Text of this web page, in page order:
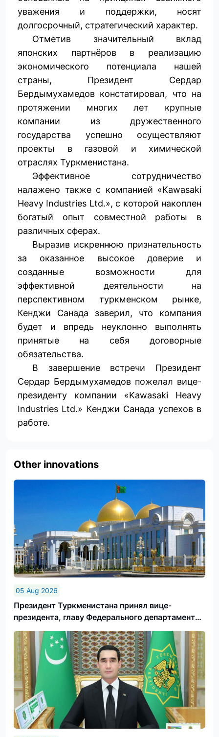
уважения и поддержки, носят
долгосрочный, стратегический характер.
Отметив значительный вклад
японских партнёров в реализацию
экономического потенциала нашей
страны, Президент Сердар
Бердымухамедов констатировал, что на
протяжении многих лет крупные
компании из дружественного
государства успешно осуществ­ляют
проекты в газовой и химической
отраслях Туркменистана.
Эффективное сотрудничество
налажено также с компанией «Kawasaki
Heavy Industries Ltd.», с которой накоплен
богатый опыт совместной работы в
различных сферах.
Выразив искреннюю признательность
за оказанное высокое доверие и
созданные возможности для
эффективной деятельности на
перспективном туркменском рынке,
Кенджи Санада заверил, что компания
будет и впредь неуклонно выполнять
принятые на себя договорные
обязательства.
В завершение встречи Президент
Сердар Бердымухамедов пожелал вице-
президенту компании «Kawasaki Heavy
Industries Ltd.» Кенджи Санада успехов в
работе.
Other innovations
05 Aug 2026
Президент Туркменистана принял вице-
президента, главу Федерального департамента
иностранных дел Швейцарской Конфедерации